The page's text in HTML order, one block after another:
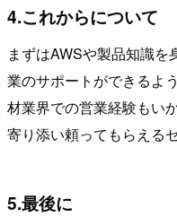
4.これからについて
まずはAWSや製品知識
業のサポートができるよ
材業界での営業経験もい
寄り添い頼ってもらえる
5.最後に